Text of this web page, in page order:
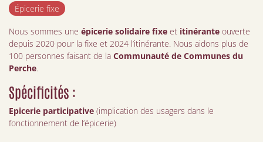
Épicerie fixe
Nous sommes une épicerie solidaire fixe et itinérante ouverte
depuis 2020 pour la fixe et 2024 l’itinérante. Nous aidons plus de
100 personnes faisant de la Communauté de Communes du
Perche.
Spécificités :
Epicerie participative (implication des usagers dans le
fonctionnement de l’épicerie)